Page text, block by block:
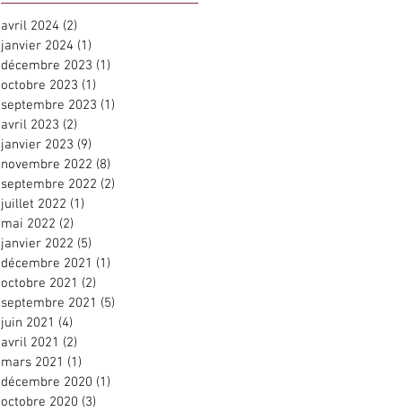
avril 2024 (2)
janvier 2024 (1)
décembre 2023 (1)
octobre 2023 (1)
septembre 2023 (1)
avril 2023 (2)
janvier 2023 (9)
novembre 2022 (8)
septembre 2022 (2)
juillet 2022 (1)
mai 2022 (2)
janvier 2022 (5)
décembre 2021 (1)
octobre 2021 (2)
septembre 2021 (5)
juin 2021 (4)
avril 2021 (2)
mars 2021 (1)
décembre 2020 (1)
octobre 2020 (3)